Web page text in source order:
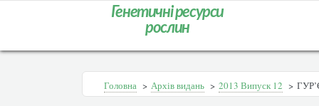
Генетичні ресурси
рослин
Головна > Архів видань > 2013 Випуск 12 >